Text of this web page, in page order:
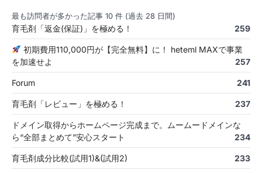
最も訪問者が多かった記事 10 件 (過去 28 日間)
育毛剤「返金(保証)」を極める！ 259
初期費用110,000円が【完全無料】に！ heteml MAXで事業
を加速せよ
257
Forum 241
育毛剤「レビュー」を極める！ 237
ドメイン取得からホームページ完成まで。ムームードメインな
ら“全部まとめて”安心スタート
234
育毛剤成分比較(試用1)&(試用2) 233